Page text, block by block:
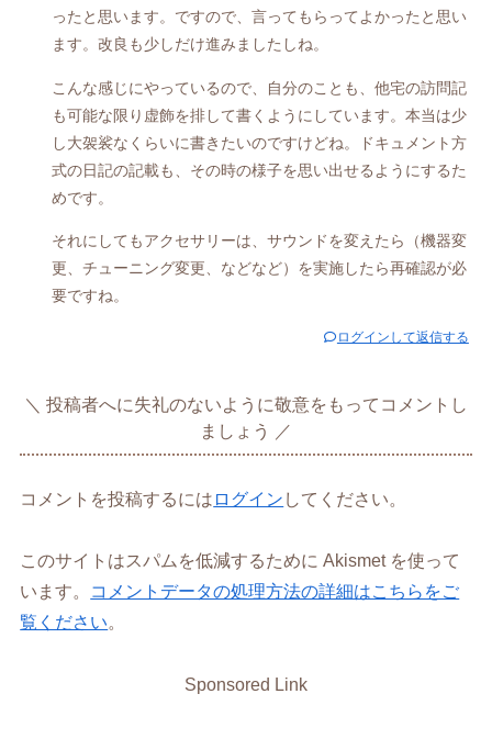
ったと思います。ですので、言ってもらってよかったと思い
ます。改良も少しだけ進みましたしね。
こんな感じにやっているので、自分のことも、他宅の訪問記
も可能な限り虚飾を排して書くようにしています。本当は少
し大袈裟なくらいに書きたいのですけどね。ドキュメント方
式の日記の記載も、その時の様子を思い出せるようにするた
めです。
それにしてもアクセサリーは、サウンドを変えたら（機器変
更、チューニング変更、などなど）を実施したら再確認が必
要ですね。
ログインして返信する
投稿者へに失礼のないように敬意をもってコメントし
ましょう
コメントを投稿するには ログイン してください。
このサイトはスパムを低減するために Akismet を使って
います。
コメントデータの処理方法の詳細はこちらをご
覧ください。
Sponsored Link